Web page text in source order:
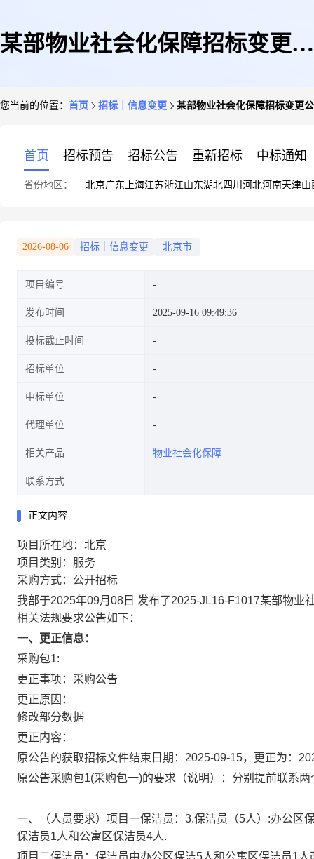
某部物业社会化保障招标变更公
您当前的位置： 首页 招标｜信息变更 某部物业社会化保障招标变更
首页 招标预告 招标公告 重新招标 中标通知
省份地区： 北京广东 上海江苏浙江山东湖北四川 河北河南天津山
2026-08-06 招标｜信息变更 北京市
项目编号
发布时间 2025-09-16 09:49:36
投标截止时间
招标单位
中标单位
代理单位
相关产品 物业社会化保障
联系方式
正文内容
项目所在地：北京
项目类别：服务
采购方式：公开招标
我部于2025年09月08日 发布了2025-JL16-F1017某部物业
相关法规要求公告如下：
一、更正信息：
采购包1:
更正事项： 采购公告
更正原因：
修改部分数据
更正内容：
原公告的获取招标文件结束日期：2025-09-15，更正为：
原公告采购包1(采购包一)的要求（说明）：分别提前联系
一、（人员要求）项目一保洁员： 3.保洁员（5人） :办公区
保洁员1人和公寓区保洁员4人.
项目二保洁员：保洁员由办公区保洁5人和公寓区保洁员1人